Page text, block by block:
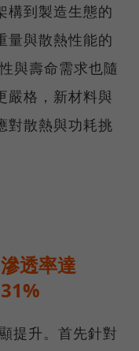
構到製造生態的
量與散熱性能的
與壽命需求也隨
嚴格，新材料與
對散熱與功耗挑
透率達
提升。首先針對